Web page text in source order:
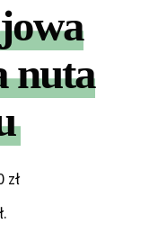
nuta
złZakres
.